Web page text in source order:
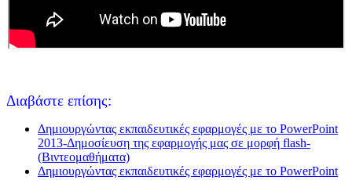
Διαβάστε επίσης:
Δημιουργώντας εκπαιδευτικές εφαρμογές με το PowerPoint
2013-Δημοσίευση της εφαρμογής μας σε μορφή flash-
(Βιντεομαθήματα)
Δημιουργώντας εκπαιδευτικές εφαρμογές με το PowerPoint